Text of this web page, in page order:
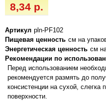
8,34 р.
Артикул pln-PF102
Пищевая ценность см на
Энергетическая ценность см
Рекомендации по
Перед использованием
рекомендуется размять до
консистенции на сухой, слегка
поверхности.